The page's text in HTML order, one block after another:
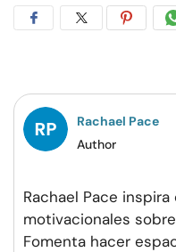
CompartirCompartir
Rachael Pace
Author
Rachael Pace
motivacionales
Fomenta hacer